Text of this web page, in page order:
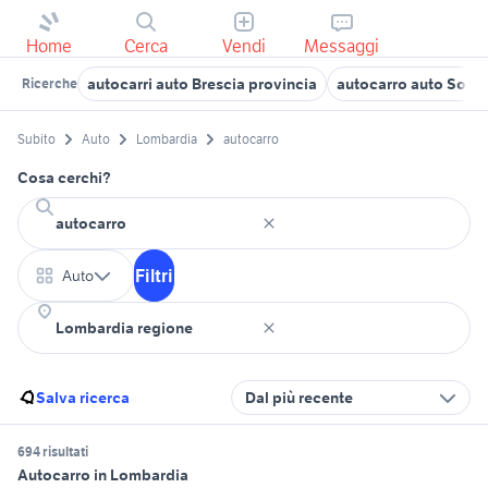
Home Cerca Vendi Messaggi
Ricerche autocarri auto Brescia provincia autocarro auto
Subito Auto Lombardia autocarro
Cosa cerchi?
Auto Filtri
Salva ricerca Dal più recente
694 risultati
Autocarro in Lombardia